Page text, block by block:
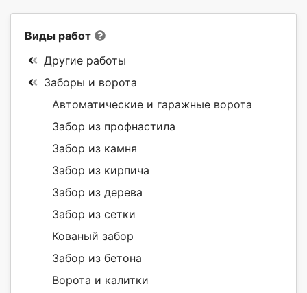
Виды работ
Другие работы
Заборы и ворота
Автоматические и гаражные ворота
Забор из профнастила
Забор из камня
Забор из кирпича
Забор из дерева
Забор из сетки
Кованый забор
Забор из бетона
Ворота и калитки